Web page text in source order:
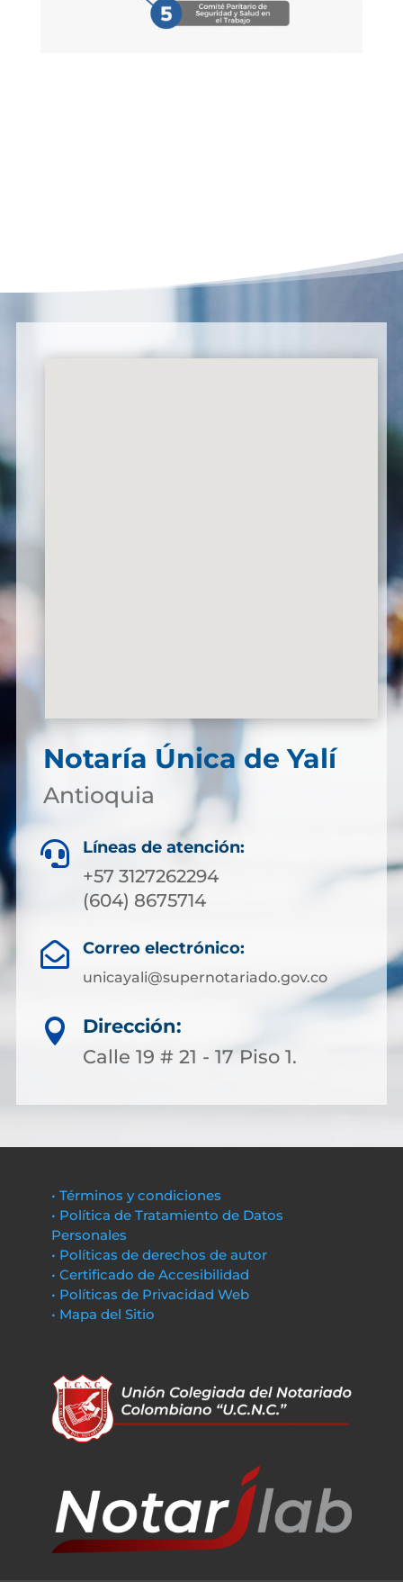
Notaría Única de Yalí
Antioquia
 Líneas de atención:
+57 3127262294
(604) 8675714
 Correo electrónico:
unicayali@supernotariado.gov.co

Dirección:
Calle 19 # 21 - 17 Piso 1.
• Términos y condiciones
• Política de Tratamiento de Datos
Personales
• Políticas de derechos de autor
• Certificado de Accesibilidad
• Políticas de Privacidad Web
• Mapa del Sitio